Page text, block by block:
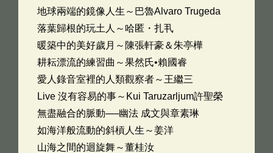
地球兩端的鏡像人生～巴魯Alvaro Trugeda
落葉歸根的玩土人～哈匿・扎丮
暖築中的美好歲月～陳張軒豪＆朱亭樺
耕耘漂流的練習曲～果然氏•賴國睿
愛人錄音室裡的人類觀察者～王繼三
Live 沒有容易的事～Kui Taruzarljum許聖榮
無盡融合的脈動──幽法 成文與章素琳
如海洋般流動的斜槓人生～姜洋
山海之間的迴旋舞～董桂汝